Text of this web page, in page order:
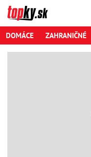
DOMÁCE ZAHRANIČNÉ